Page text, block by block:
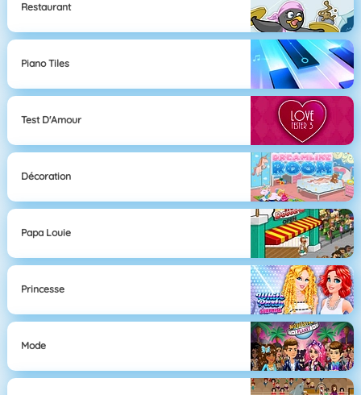
Restaurant
Piano Tiles
Test D'Amour
Décoration
Papa Louie
Princesse
Mode